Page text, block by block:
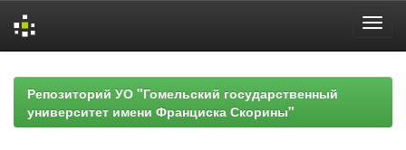
navigationРепозиторий УО "Гомельский государственный
университет имени Франциска Скорины"